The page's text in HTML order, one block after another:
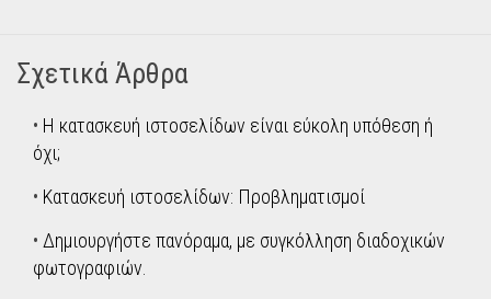
Σχετικά Άρθρα
• Η κατασκευή ιστοσελίδων είναι εύκολη υπόθεση ή
όχι;
• Κατασκευή ιστοσελίδων: Προβληματισμοί
• Δημιουργήστε πανόραμα, με συγκόλληση διαδοχικών
φωτογραφιών.